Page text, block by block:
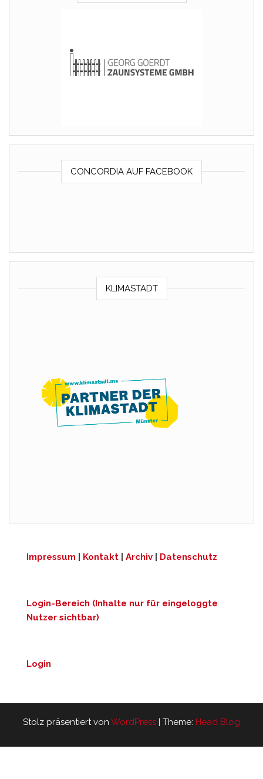
CONCORDIA AUF FACEBOOK
KLIMASTADT
Impressum Kontakt Archiv Datenschutz
Login-Bereich (Inhalte nur für eingeloggte
Nutzer sichtbar)
Login
Stolz präsentiert von WordPress | Theme: Head Blog